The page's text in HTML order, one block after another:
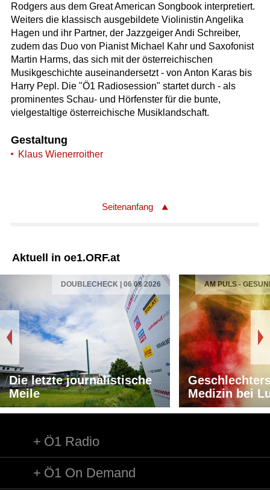
Rodgers aus dem Great American Songbook interpretiert.
Weiters die klassisch ausgebildete Violinistin Angelika
Hagen und ihr Partner, der Jazzgeiger Andi Schreiber,
zudem das Duo von Pianist Michael Kahr und Saxofonist
Martin Harms, das sich mit der österreichischen
Musikgeschichte auseinandersetzt - von Anton Karas bis
Harry Pepl. Die "Ö1 Radiosession" startet durch - als
prominentes Schau- und Hörfenster für die bunte,
vielgestaltige österreichische Musiklandschaft.
Gestaltung
Klaus Wienerroither
Seitenanfang
Aktuell in oe1.ORF.at
DOUBLECHECK | 06 08 2026
Die letzte journalistische
Meile
AM PULS -
Medizin bei
Ö1 Radio
Ö1 On Demand